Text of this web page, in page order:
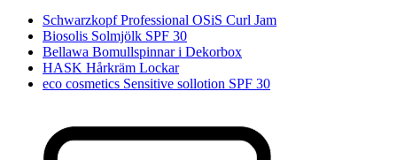
Schwarzkopf Professional OSiS Curl Jam
Biosolis Solmjölk SPF 30
Bellawa Bomullspinnar i Dekorbox
HASK Hårkräm Lockar
eco cosmetics Sensitive sollotion SPF 30